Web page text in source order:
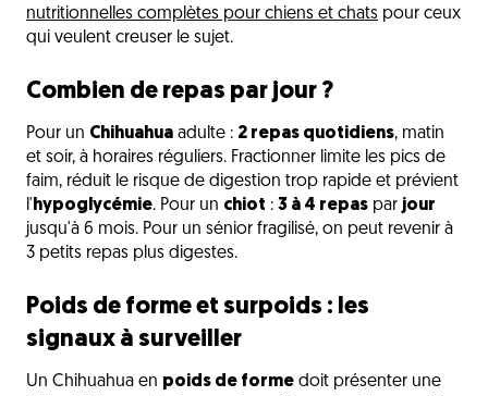
nutritionnelles complètes pour chiens et chats pour ceux
qui veulent creuser le sujet.
Combien de repas par jour ?
Pour un Chihuahua adulte : 2 repas quotidiens, matin
et soir, à horaires réguliers. Fractionner limite les pics de
faim, réduit le risque de digestion trop rapide et prévient
l' hypoglycémie. Pour un chiot : 3 à 4 repas par jour
jusqu'à 6 mois. Pour un sénior fragilisé, on peut revenir à
3 petits repas plus digestes.
Poids de forme et surpoids : les
signaux à surveiller
Un Chihuahua en poids de forme doit présenter une